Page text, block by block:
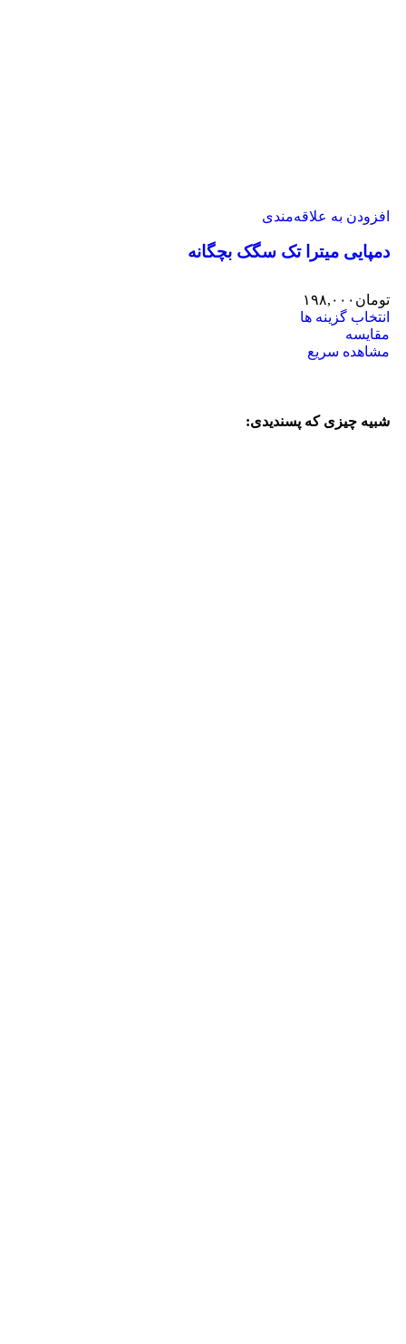
افزودن به علاقه‌مندی
دمپایی میترا تک سگک بچگانه
تومان ۱۹۸,۰۰۰
انتخاب گزینه ها
مقایسه
مشاهده سریع
شبیه چیزی که پسندیدی: